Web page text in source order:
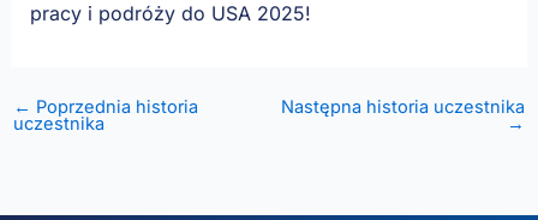
pracy i podróży do USA 2025!
← Poprzednia historia
uczestnika
Następna historia uczestnika
→